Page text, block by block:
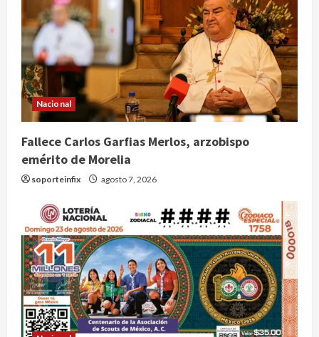
Nacional
Fallece Carlos Garfias Merlos, arzobispo
emérito de Morelia
soporteinfix agosto 7, 2026
Nacional